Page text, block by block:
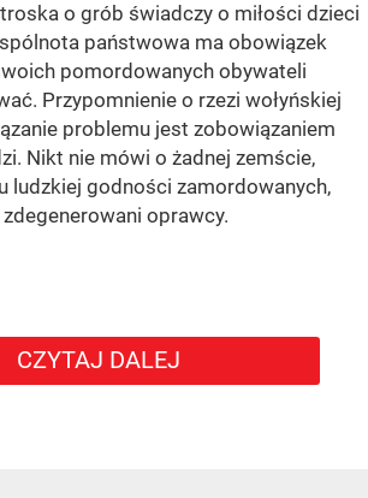
o grób świadczy o miłości dzieci
państwowa ma obowiązek
pomordowanych obywateli
Przypomnienie o rzezi wołyńskiej
problemu jest zobowiązaniem
Nikt nie mówi o żadnej zemście,
ludzkiej godności zamordowanych,
oprawcy.
CZYTAJ DALEJ